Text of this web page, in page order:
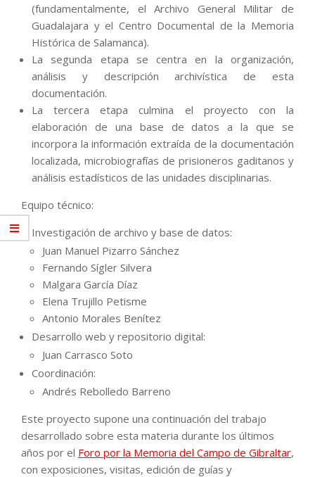
(fundamentalmente, el Archivo General Militar de
Guadalajara y el Centro Documental de la Memoria
Histórica de Salamanca).
La segunda etapa se centra en la organización,
análisis y descripción archivística de esta
documentación.
La tercera etapa culmina el proyecto con la
elaboración de una base de datos a la que se
incorpora la información extraída de la documentación
localizada, microbiografías de prisioneros gaditanos y
análisis estadísticos de las unidades disciplinarias.
Equipo técnico:
Investigación de archivo y base de datos:
Juan Manuel Pizarro Sánchez
Fernando Sígler Silvera
Malgara García Díaz
Elena Trujillo Petisme
Antonio Morales Benítez
Desarrollo web y repositorio digital:
Juan Carrasco Soto
Coordinación:
Andrés Rebolledo Barreno
Este proyecto supone una continuación del trabajo
desarrollado sobre esta materia durante los últimos
años por el Foro por la Memoria del Campo de Gibraltar,
con exposiciones, visitas, edición de guías y